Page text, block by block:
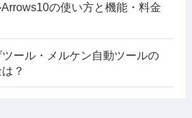
の使い方と機能・料金
ール・メルケン自動ツールの
？